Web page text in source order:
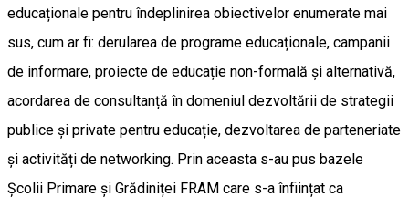
educaționale pentru îndeplinirea obiectivelor enumerate mai
sus, cum ar fi: derularea de programe educaționale, campanii
de informare, proiecte de educație non-formală și alternativă,
acordarea de consultanță în domeniul dezvoltării de strategii
publice și private pentru educație, dezvoltarea de parteneriate
și activități de networking. Prin aceasta s-au pus bazele
Școlii Primare și Grădiniței FRAM care s-a înființat ca